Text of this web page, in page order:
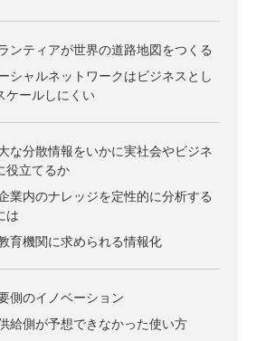
ンティアが世界の道路地図をつくる
シャルネットワークはビジネスとし
ケールしにくい
な分散情報をいかに実社会やビジネ
役立てるか
業内のナレッジを定性的に分析する
は
育機関に求められる情報化
側のイノベーション
給側が予想できなかった使い方